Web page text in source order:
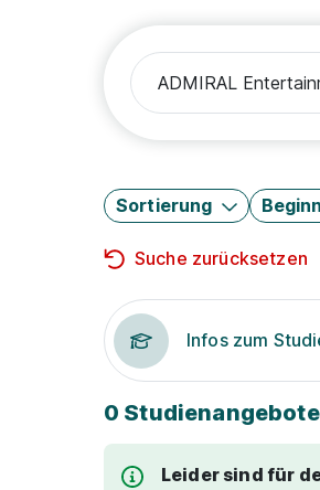
Sortierung Beginn
Suche zurücksetzen
Infos zum
0 Studienangebote
Leider sind für